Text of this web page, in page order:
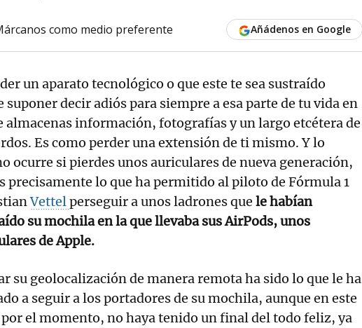
como medio preferente Añádenos en Google
un aparato tecnológico o que este te sea sustraído
suponer decir adiós para siempre a esa parte de tu vida en
almacenas información, fotografías y un largo etcétera de
Es como perder una extensión de ti mismo. Y lo
ocurre si pierdes unos auriculares de nueva generación,
precisamente lo que ha permitido al piloto de Fórmula 1
Vettelperseguir a unos ladrones que le habían
su mochila en la que llevaba sus AirPods, unos
de Apple.
su geolocalización de manera remota ha sido lo que le ha
a seguir a los portadores de su mochila, aunque en este
por el momento, no haya tenido un final del todo feliz, ya